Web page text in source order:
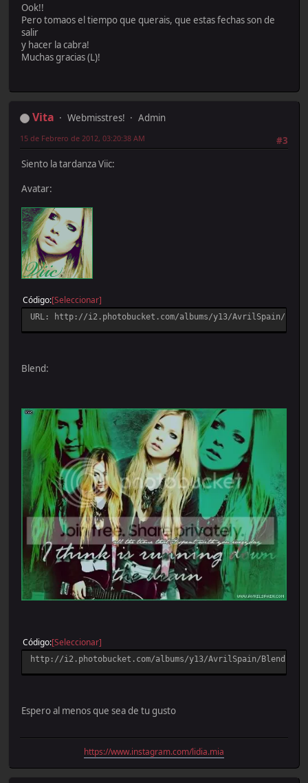
Ook!!
Pero tomaos el tiempo que querais, que estas fechas son de
salir
y hacer la cabra!
Muchas gracias (L)!
Vita Webmisstres!
Admin
#3
15 de Febrero de 2012, 03:20:38 AM
Siento la tardanza Viic:
Avatar:
Código [Seleccionar]
URL: http://i2.photobucket.com/albums/y13/AvrilSpain/
Blend:
Código [Seleccionar]
http://i2.photobucket.com/albums/y13/AvrilSpain/Blends/
Espero al menos que sea de tu gusto
https://www.instagram.com/lidia.mia